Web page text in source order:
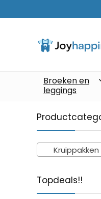
Broeken en
leggings
Kruippakken
Topdeals!!